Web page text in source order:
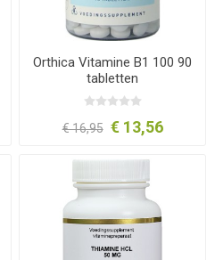
Orthica Vitamine B1 100 90
tabletten
€ 16,95 € 13,56